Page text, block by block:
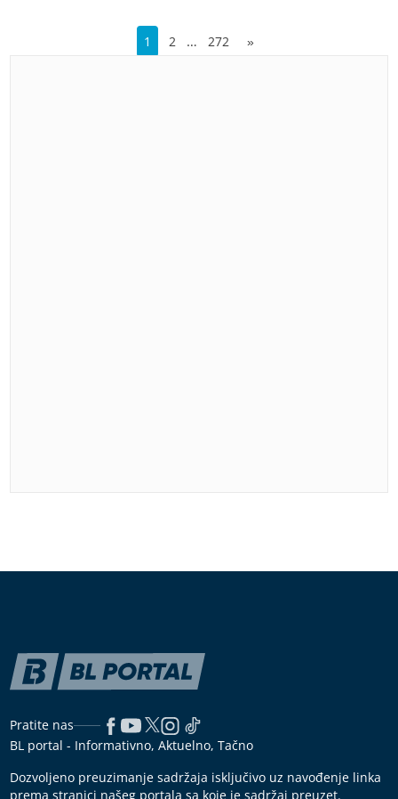
1 2 … 272 »
Pratite nas
BL portal - Informativno, Aktuelno, Tačno
Dozvoljeno preuzimanje sadržaja isključivo uz navođenje linka
prema stranici našeg portala sa koje je sadržaj preuzet.